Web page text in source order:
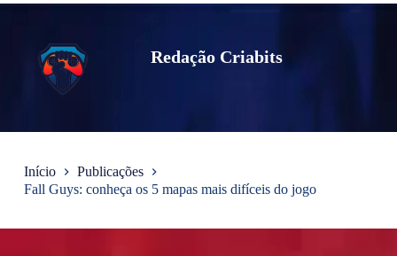
Redação Criabits
Início
Publicações
Fall Guys: conheça os 5 mapas mais difíceis do jogo